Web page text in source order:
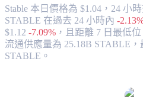
Stable 本日價格為 $1.04，24 小
STABLE 在過去 24 小時內 -
$1.12 -7.09% ， 且距離 7 日最低位
流通供應量為 25.18B STABLE
STABLE。